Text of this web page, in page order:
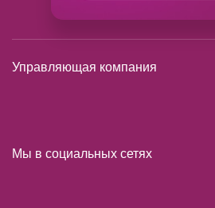
Управляющая компания
Мы в социальных сетях